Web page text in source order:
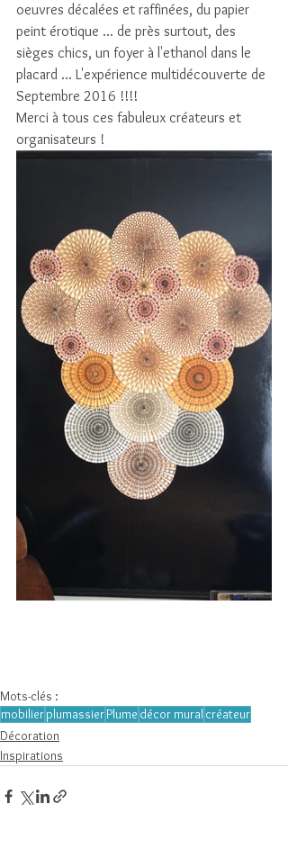
oeuvres décalées et raffinées, du papier
peint érotique ... de près surtout, des
sièges chics, un foyer à l'ethanol dans le
placard ... L'expérience multidécouverte de
Septembre 2016 !!!!
Merci à tous ces fabuleux créateurs et
organisateurs !
Mots-clés :
mobilierplumassierPlume décor muralcréateur
Décoration
Inspirations